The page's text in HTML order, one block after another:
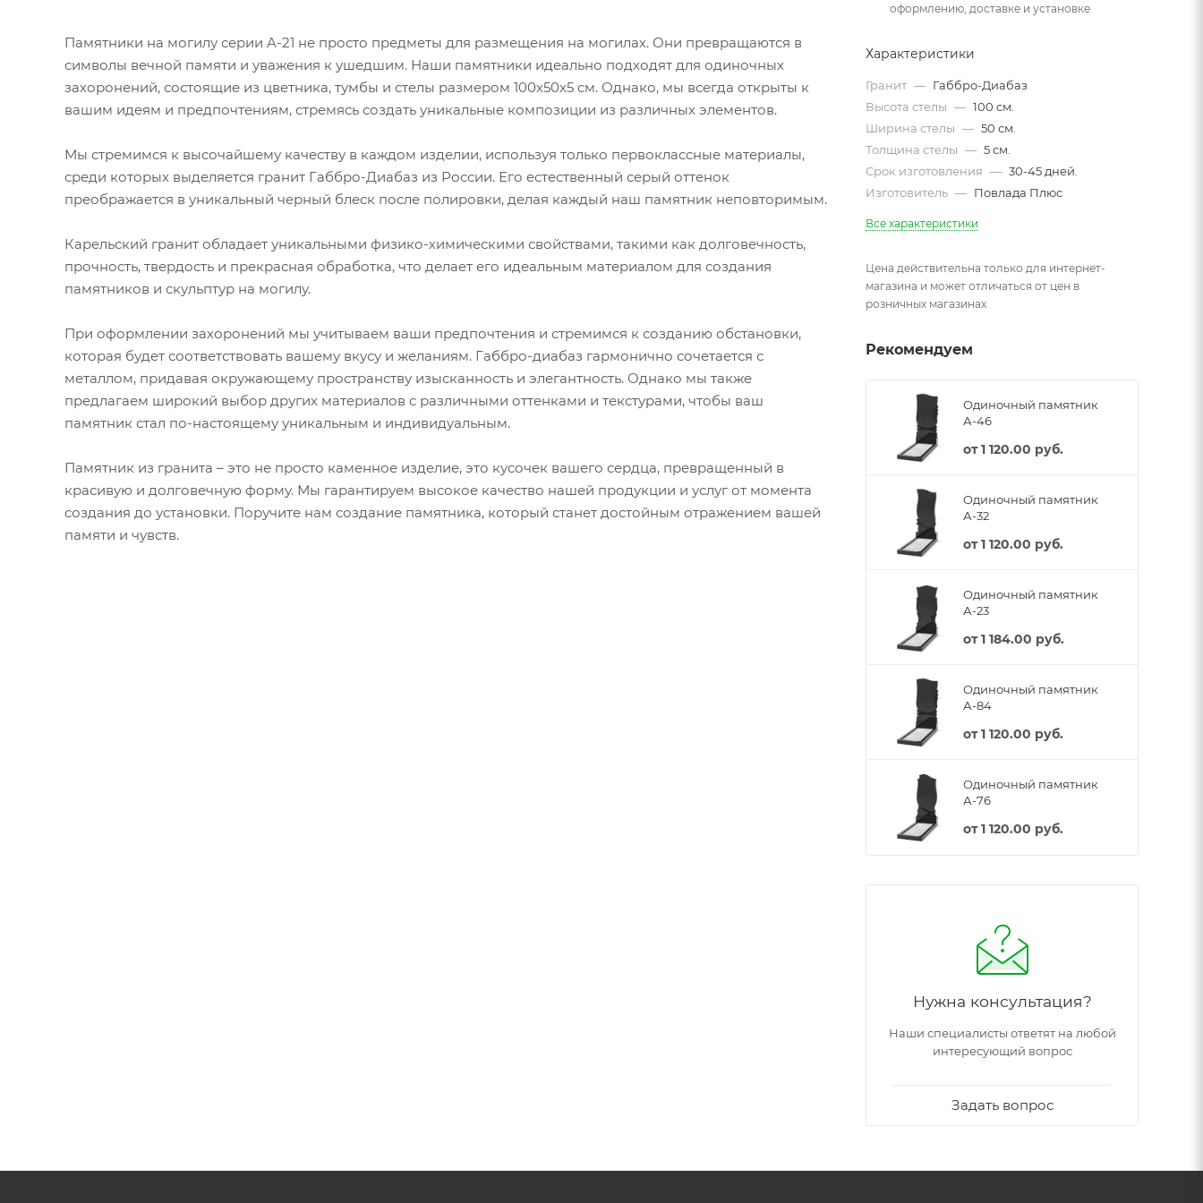
Памятники на могилу серии A-21 не просто предметы для размещения на могилах. Они превращаются в
символы вечной памяти и уважения к ушедшим. Наши памятники идеально подходят для одиночных
захоронений, состоящие из цветника, тумбы и стелы размером 100х50х5 см. Однако, мы всегда открыты к
вашим идеям и предпочтениям, стремясь создать уникальные композиции из различных элементов.
Мы стремимся к высочайшему качеству в каждом изделии, используя только первоклассные материалы,
среди которых выделяется гранит Габбро-Диабаз из России. Его естественный серый оттенок
преображается в уникальный черный блеск после полировки, делая каждый наш памятник неповторимым.
Карельский гранит обладает уникальными физико-химическими свойствами, такими как долговечность,
прочность, твердость и прекрасная обработка, что делает его идеальным материалом для создания
памятников и скульптур на могилу.
При оформлении захоронений мы учитываем ваши предпочтения и стремимся к созданию обстановки,
которая будет соответствовать вашему вкусу и желаниям. Габбро-диабаз гармонично сочетается с
металлом, придавая окружающему пространству изысканность и элегантность. Однако мы также
предлагаем широкий выбор других материалов с различными оттенками и текстурами, чтобы ваш
памятник стал по-настоящему уникальным и индивидуальным.
Памятник из гранита – это не просто каменное изделие, это кусочек вашего сердца, превращенный в
красивую и долговечную форму. Мы гарантируем высокое качество нашей продукции и услуг от момента
создания до установки. Поручите нам создание памятника, который станет достойным отражением вашей
памяти и чувств.
оформлению, доставке и установке
Характеристики
Гранит — Габбро-Диабаз
Высота стелы — 100 см.
Ширина стелы — 50 см.
Толщина стелы — 5 см.
Срок изготовления — 30-45 дней.
Изготовитель — Повлада Плюс
Все характеристики
Цена действительна только для интернет-
магазина и может отличаться от цен в
розничных магазинах
Рекомендуем
Одиночный памятник
А-46
от1 120.00 руб.
Одиночный памятник
А-32
от1 120.00 руб.
Одиночный памятник
А-23
от1 184.00 руб.
Одиночный памятник
А-84
от1 120.00 руб.
Одиночный памятник
А-76
от1 120.00 руб.
Нужна консультация?
Наши специалисты ответят на любой
интересующий вопрос
Задать вопрос